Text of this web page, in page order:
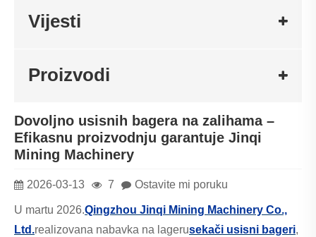
Vijesti
Proizvodi
Dovoljno usisnih bagera na zalihama –
Efikasnu proizvodnju garantuje Jinqi
Mining Machinery
2026-03-13 7 Ostavite mi poruku
U martu 2026.Qingzhou Jinqi Mining Machinery Co.,
Ltd.realizovana nabavka na lagerusekači usisni bageri,